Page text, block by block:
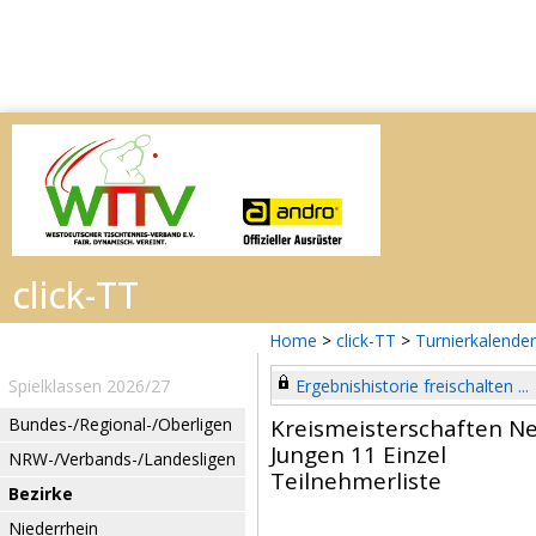
Home > click-TT > Turnierkalender
Spielklassen 2026/27
Bundes-/Regional-/Oberligen
NRW-/Verbands-/Landesligen
Bezirke
Niederrhein
Ergebnishistorie freischalten ...
Kreismeisterschaften
Jungen 11 Einzel
Teilnehmerliste